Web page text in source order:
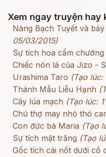
Xem ngay truyện hay
Nàng Bạch Tuyết và
05/03/2015)
Sự tích hoa cẩm chướng
Chiếc nón lá của Jizo -
Urashima Taro (Tạo
Thánh Mẫu Liễu Hạnh
Cây lúa mạch (Tạo lúc:
Chú thợ may nhỏ thó
Con đức bà Maria (Tạo
Sự tích mặt trăng (Tạo
Gốc tích cái nốt dưới cổ